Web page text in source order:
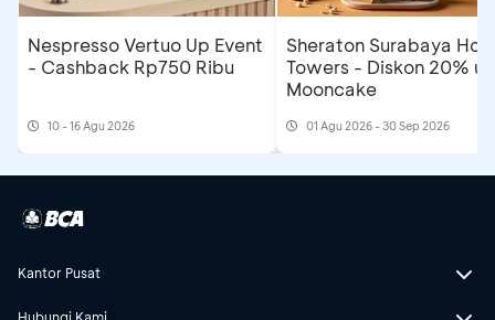
Nespresso Vertuo Up Event
- Cashback Rp750 Ribu
10 - 16 Agu 2026
Sheraton Surabaya
Towers - Diskon 20%
Mooncake
01 Agu 2026 - 30 Sep 2026
Kantor Pusat
Hubungi Kami